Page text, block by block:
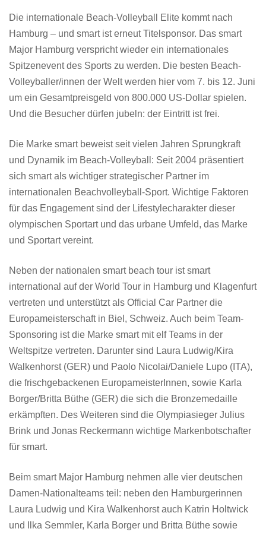
Die internationale Beach-Volleyball Elite kommt nach
Hamburg – und smart ist erneut Titelsponsor. Das smart
Major Hamburg verspricht wieder ein internationales
Spitzenevent des Sports zu werden. Die besten Beach-
Volleyballer/innen der Welt werden hier vom 7. bis 12. Juni
um ein Gesamtpreisgeld von 800.000 US-Dollar spielen.
Und die Besucher dürfen jubeln: der Eintritt ist frei.
Die Marke smart beweist seit vielen Jahren Sprungkraft
und Dynamik im Beach-Volleyball: Seit 2004 präsentiert
sich smart als wichtiger strategischer Partner im
internationalen Beachvolleyball-Sport. Wichtige Faktoren
für das Engagement sind der Lifestylecharakter dieser
olympischen Sportart und das urbane Umfeld, das Marke
und Sportart vereint.
Neben der nationalen smart beach tour ist smart
international auf der World Tour in Hamburg und Klagenfurt
vertreten und unterstützt als Official Car Partner die
Europameisterschaft in Biel, Schweiz. Auch beim Team-
Sponsoring ist die Marke smart mit elf Teams in der
Weltspitze vertreten. Darunter sind Laura Ludwig/Kira
Walkenhorst (GER) und Paolo Nicolai/Daniele Lupo (ITA),
die frischgebackenen EuropameisterInnen, sowie Karla
Borger/Britta Büthe (GER) die sich die Bronzemedaille
erkämpften. Des Weiteren sind die Olympiasieger Julius
Brink und Jonas Reckermann wichtige Markenbotschafter
für smart.
Beim smart Major Hamburg nehmen alle vier deutschen
Damen-Nationalteams teil: neben den Hamburgerinnen
Laura Ludwig und Kira Walkenhorst auch Katrin Holtwick
und Ilka Semmler, Karla Borger und Britta Büthe sowie